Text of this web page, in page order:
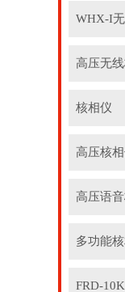
WHX-I
高压无
核相仪
高压核
高压语
多功能
FRD-